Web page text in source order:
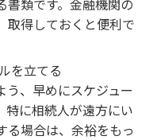
書類です。金融機関の
取得しておくと便利で
を立てる
、早めにスケジュー
特に相続人が遠方にい
る場合は、余裕をもっ